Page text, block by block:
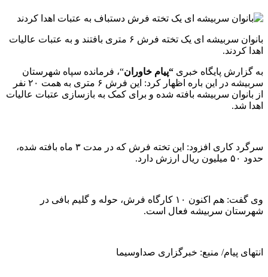
بانوان سربیشه ای یک تخته فرش ۶ متری بافتند و به عتبات عالیات
اهدا کردند.
به گزارش پایگاه خبری “پیام خاوران“، فرمانده سپاه شهرستان
سربیشه در این باره اظهار کرد: این فرش ۶ متری به همت ۲۰ نفر
از بانوان سربیشه بافته شده و برای کمک به بازسازی عتبات عالیات
اهدا شد.
سرگرد کاری افزود: این تخته فرش که در مدت ۳ ماه بافته شده،
حدود ۵۰ میلیون ریال ارزش دارد.
وی گفت: هم اکنون ۱۰ کارگاه فرش، حوله و گلیم بافی در
شهرستان سربیشه فعال است.
انتهای پیام/ منبع: خبرگزاری صداوسیما